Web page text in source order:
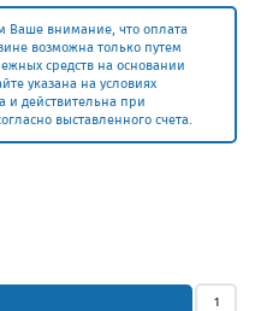
Ваше внимание, что оплата
возможна только путем
средств на основании
указана на условиях
и действительна при
выставленного счета.